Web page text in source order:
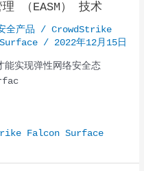
（EASM） 技术
全产品 /CrowdStrike
/ 2022年12月15日
能实现弹性网络安全态
Falcon Surface